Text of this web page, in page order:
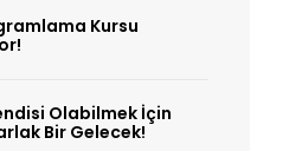
Kursu
Olabilmek İçin
Bir Gelecek!